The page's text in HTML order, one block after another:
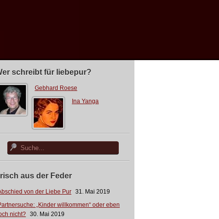
schreibt für liebepur?
Gebhard Roese
Ina Yanga
aus der Feder
von der Liebe Pur 31. Mai 2019
„Kinder willkommen“ oder eben
nicht? 30. Mai 2019